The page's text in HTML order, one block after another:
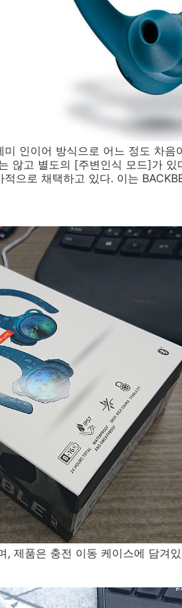
인이어 방식으로 어느 정도 차음
않고 별도의 [주변인식 모드]가 있
으로 채택하고 있다. 이는
, 제품은 충전 이동 케이스에 담겨